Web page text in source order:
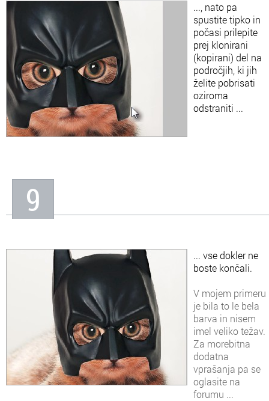
..., nato pa
spustite tipko in
počasi prilepite
prej klonirani
(kopirani) del na
področjih, ki jih
želite pobrisati
oziroma
odstraniti ...
9
... vse dokler ne
boste končali.
V mojem primeru
je bila to le bela
barva in nisem
imel veliko težav.
Za morebitna
dodatna
vprašanja pa se
oglasite na
forumu ...